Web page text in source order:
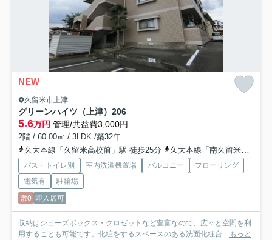
NEW
久留米市上津
グリーンハイツ（上津） 206
5.6万円 管理/共益費3,000円
2階 / 60.00㎡ / 3LDK /築32年
久大本線「久留米高校前」駅 徒歩25分
久大本線「南久留米」駅 徒歩26分
バス・トイレ別 室内洗濯機置場 バルコニー
フローリング
電気有
駐輪場
敷0 即入居可
収納はシューズボックス・クロゼットなど豊富なので、広々と空間を利
用することも可能です。化粧をするスペースのある洗面化粧台... もっと